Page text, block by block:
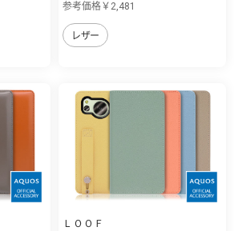
参考価格￥2,481
レザー
ＬＯＯＦ